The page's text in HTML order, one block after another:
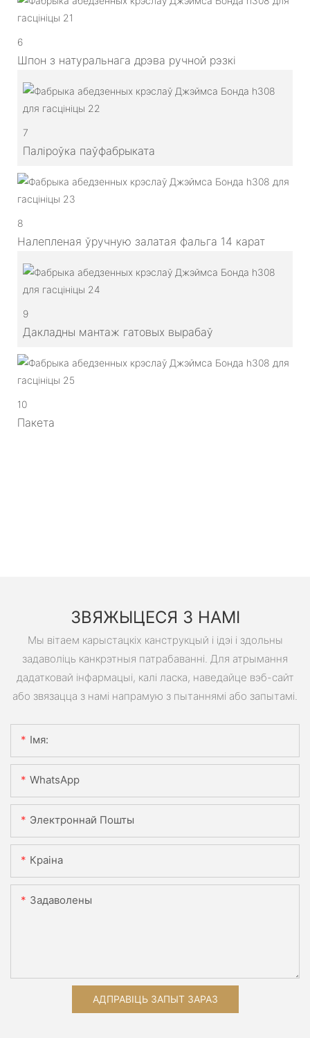
6
Шпон з натуральнага дрэва ручной рэзкі
7
Паліроўка паўфабрыката
8
Налепленая ўручную залатая фальга 14 карат
9
Дакладны мантаж гатовых вырабаў
10
Пакета
ЗВЯЖЫЦЕСЯ З НАМІ
Мы вітаем карыстацкіх канструкцый і ідэі і здольны
задаволіць канкрэтныя патрабаванні. Для атрымання
дадатковай інфармацыі, калі ласка, наведайце вэб-сайт
або звязацца з намі напрамую з пытаннямі або запытамі.
Імя:
WhatsApp
Электроннай Пошты
Краіна
Задаволены
АДПРАВІЦЬ ЗАПЫТ ЗАРАЗ